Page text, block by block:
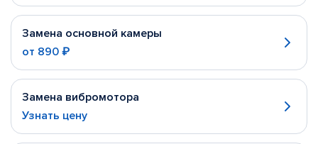
Замена основной камеры
от 890 ₽
Замена вибромотора
Узнать цену